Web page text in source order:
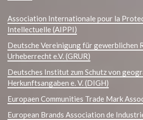
Association Internationale pour la
Intellectuelle (AIPPI)
Deutsche Vereinigung für gewerblichen
Urheberrecht e.V. (GRUR)
Deutsches Institut zum Schutz von
Herkunftsangaben e. V. (DIGH)
Europaen Communities Trade Mark
European Brands Association de